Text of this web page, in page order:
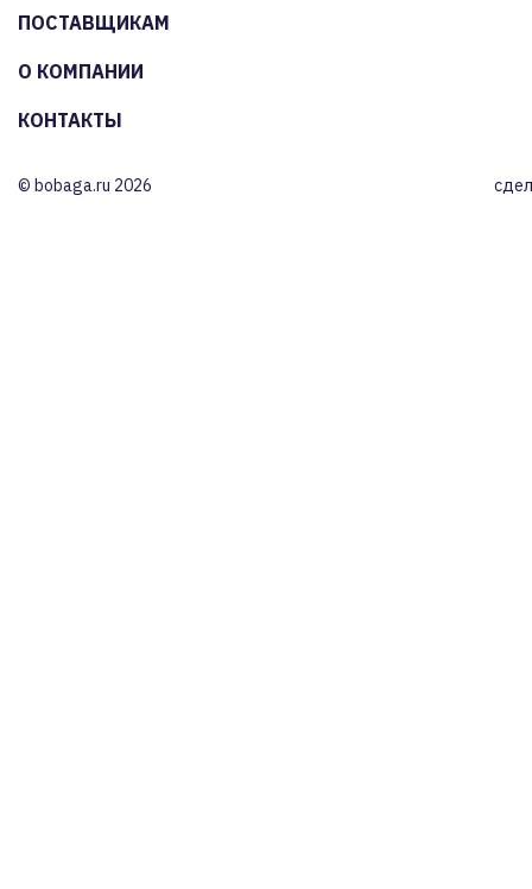
ПОСТАВЩИКАМ
О КОМПАНИИ
КОНТАКТЫ
© bobaga.ru 2026